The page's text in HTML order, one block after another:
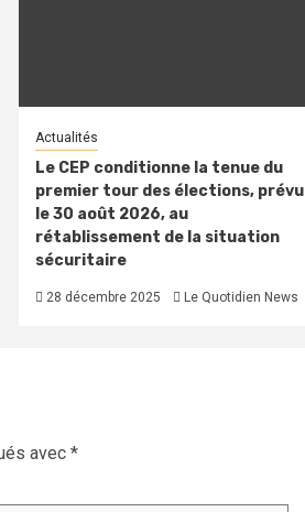
Actualités
Le CEP conditionne la tenue du
premier tour des élections, prévu
le 30 août 2026, au
rétablissement de la situation
sécuritaire
28 décembre 2025 Le Quotidien News
avec *